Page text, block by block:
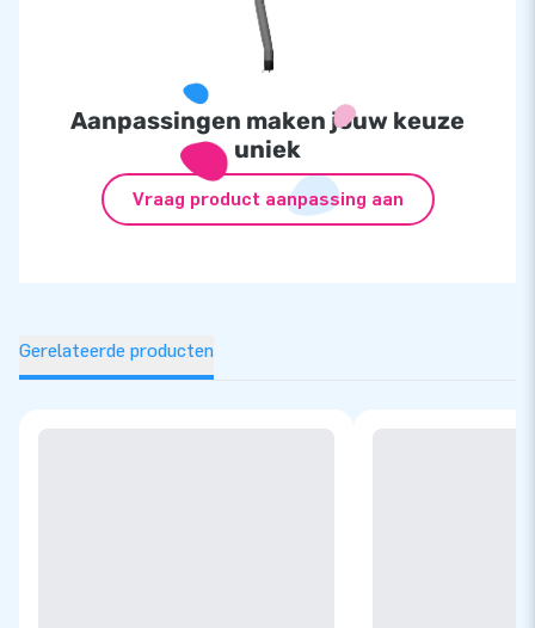
Aanpassingen maken jouw keuze
uniek
Vraag product aanpassing aan
Gerelateerde producten